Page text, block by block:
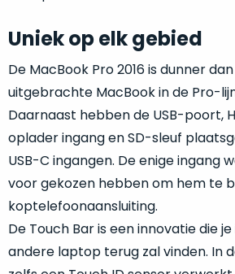
Uniek op elk gebied
De MacBook Pro 2016 is dunner
uitgebrachte MacBook in de Pro-
Daarnaast hebben de USB-poort,
oplader ingang en SD-sleuf
USB-C ingangen. De enige ingang
voor gekozen hebben om hem te
koptelefoonaansluiting.
De Touch Bar is een innovatie die
andere laptop terug zal vinden. In
“als
selectie:
volledige
nieuwstaat,
scherpe
prijs.
Zo
bespaar
je
slim,
zonder
niet
precies
weet
waar
je
moet
beginnen.
Wat
heb
je
nou
precies
nodig?